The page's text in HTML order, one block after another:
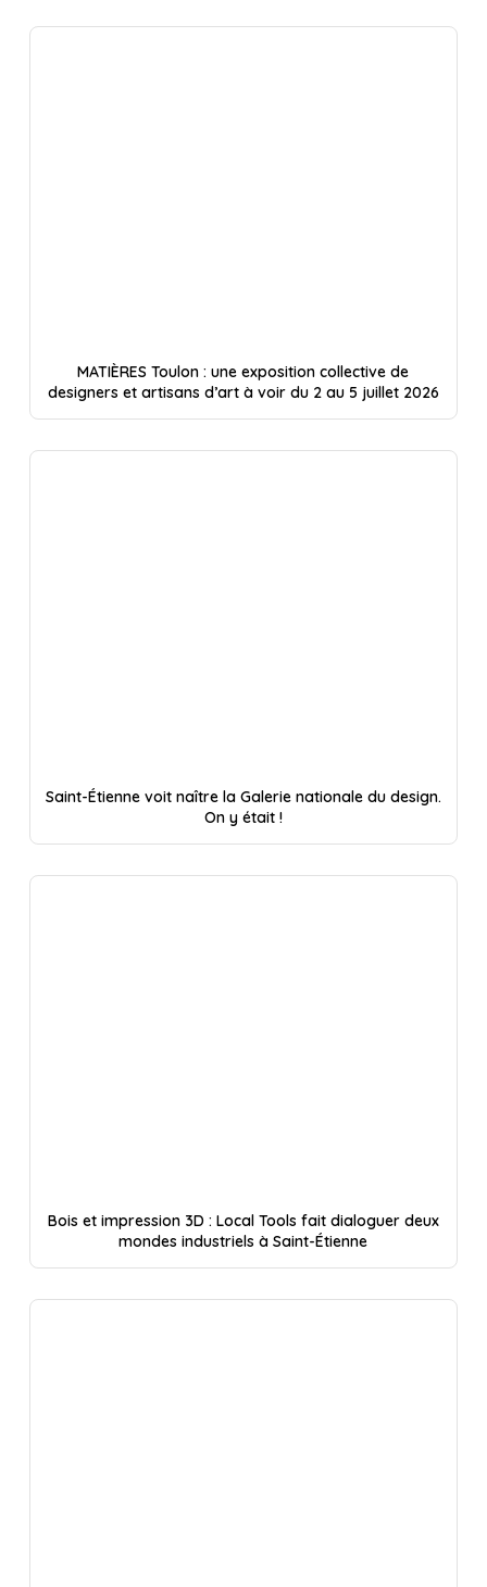
MATIÈRES Toulon : une exposition collective de
designers et artisans d’art à voir du 2 au 5 juillet 2026
Saint-Étienne voit naître la Galerie nationale du design.
On y était !
Bois et impression 3D : Local Tools fait dialoguer deux
mondes industriels à Saint-Étienne